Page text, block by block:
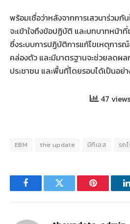
พร้อมเชื่อว่าหลังจากการเสวนาร่วมกั
จะเข้าใจถึงข้อปฏิบัติ และบทบาทหน้า
ซึ่งระบบการปฏิบัติการแก้ไขเหตุการ
คล่องตัว และมีมาตรฐานจะช่วยลดผ
ประชาชน และพื้นที่โดยรอบได้เป็นอย่
47 views
EBM the update บีทีเอส รถ
FacebookTwitter Pinterest